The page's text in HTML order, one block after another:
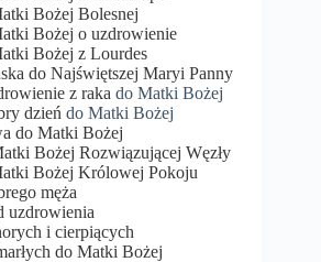
Bożej Bolesnej
Bożej o uzdrowienie
Bożej z Lourdes
do Najświętszej Maryi Panny
z raka do Matki Bożej
dzień do Matki Bożej
do Matki Bożej
Bożej Rozwiązującej Węzły
Bożej Królowej Pokoju
męża
uzdrowienia
i cierpiących
do Matki Bożej